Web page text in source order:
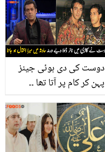
آزمائیں
دوست کی دی ہوئی جینز
پہن کر کام پر آتا تھا ۔۔
لوگوں نے کیسے مدد کی جو
یہ بتاتے ہوئے رو گئے؟
ویڈیو